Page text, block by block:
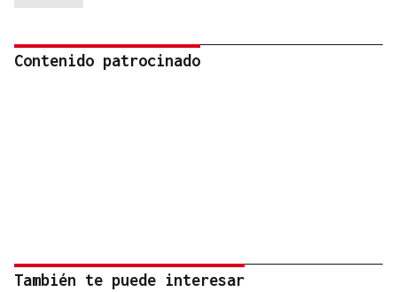
Contenido patrocinado
También te puede interesar